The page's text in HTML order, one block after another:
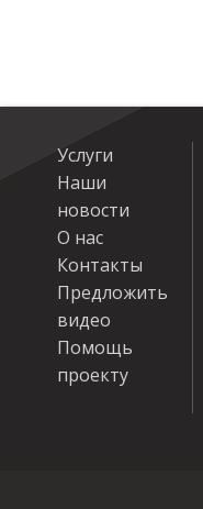
Услуги
Наши
новости
О нас
Контакты
Предложить
видео
Помощь
проекту